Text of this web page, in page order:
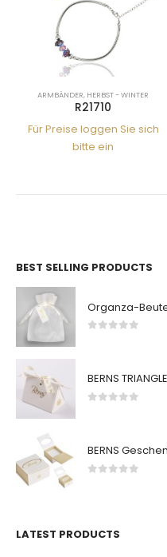
ARMBÄNDER, HERBST - WINTER
R21710
Für Preise loggen Sie sich
bitte ein
BEST SELLING PRODUCTS
Organza-
BERNS
LATEST PRODUCTS